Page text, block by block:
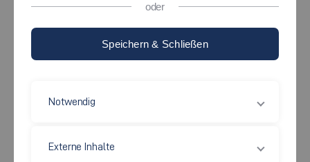
oder
Speichern & Schließen
Notwendig
Externe Inhalte